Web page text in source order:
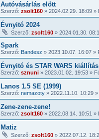
Autóvásárlás elött
Szerző: zsolt160 » 2024.02.29. 18:09 »
Évnyitó 2024
Szerző: zsolt160 » 2024.01.30.
Spark
Szerző: Bandesz » 2023.10.07. 16:07 »
Évnyitó és STAR WARS kiállítás
Szerző: sznuni » 2023.01.02. 19:53 »
Lanos 1.5 SE (1999)
Szerző: nemazoty » 2022.11.10. 10:29 »
Zene-zene-zene!
Szerző: zsolt160 » 2022.08.14. 10:51 »
Matiz
Szerző: zsolt160 » 2022.07.12.